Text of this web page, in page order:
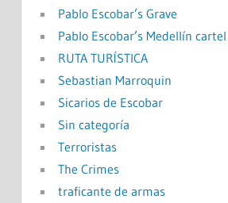
Pablo Escobar’s Grave
Pablo Escobar’s Medellín cartel
RUTA TURÍSTICA
Sebastian Marroquin
Sicarios de Escobar
Sin categoría
Terroristas
The Crimes
traficante de armas